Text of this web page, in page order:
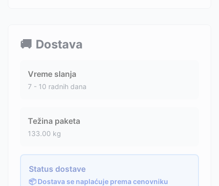
🚚 Dostava
Vreme slanja
7 - 10 radnih dana
Težina paketa
133.00 kg
Status dostave
📦 Dostava se naplaćuje prema cenovniku